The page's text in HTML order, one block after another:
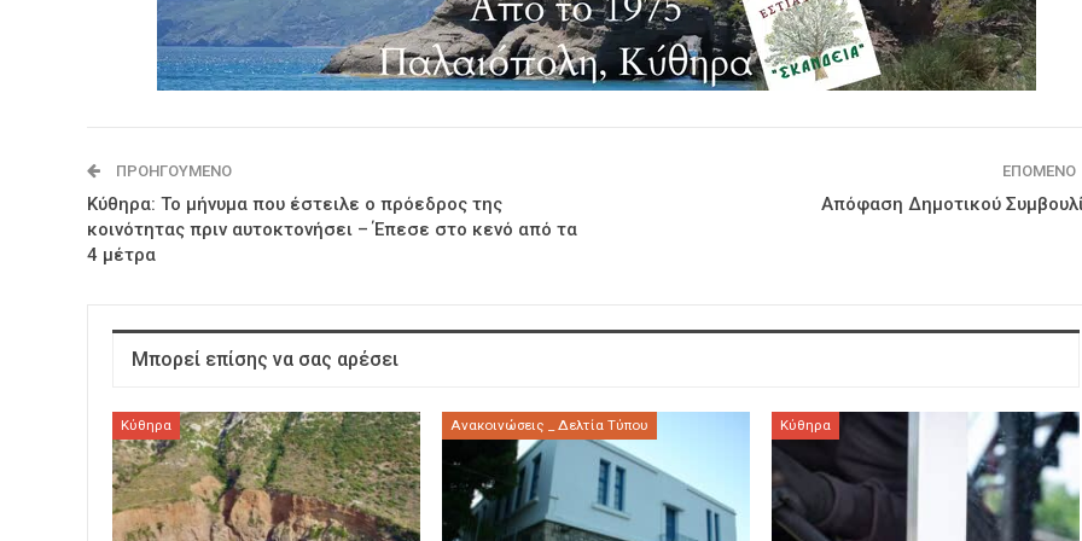
ΠΡΟΗΓΟΎΜΕΝΟ
Κύθηρα: Το μήνυμα που έστειλε ο πρόεδρος της
κοινότητας πριν αυτοκτονήσει – Έπεσε στο κενό από τα
4 μέτρα
ΕΠΌΜΕΝΟ
Απόφαση Δημοτικού
Μπορεί επίσης να σας αρέσει
Κύθηρα Ανακοινώσεις _ Δελτία Τύπου Κύθηρα